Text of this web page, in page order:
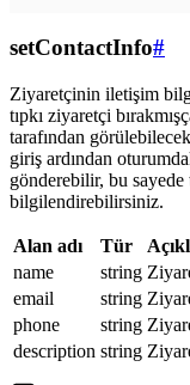
setContactInfo#
Ziyaretçinin iletişim
tıpkı ziyaretçi
tarafından
giriş ardından
gönderebilir, bu
bilgilendirebilirsiniz.
Alan adı Tür
name
string
email
string
phone
string
description string